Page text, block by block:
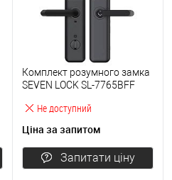
Не доступний
Комплект розумного замка
SEVEN LOCK SL-7765BFF
Ціна за запитом
Запитати ціну